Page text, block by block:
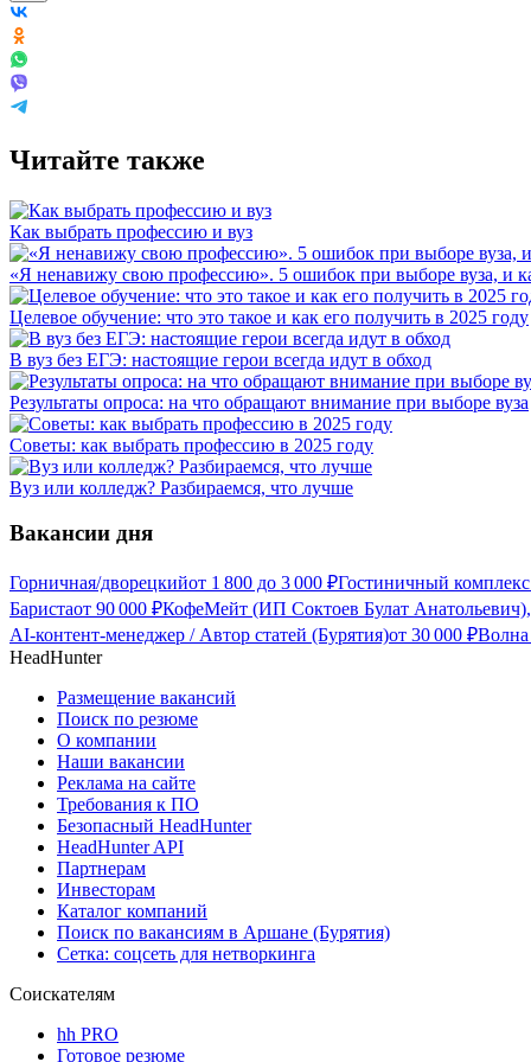
Читайте также
Как выбрать профессию и вуз
«Я ненавижу свою профессию». 5 ошибок при выборе вуза, и
Целевое обучение: что это такое и как его получить в 2025 году
В вуз без ЕГЭ: настоящие герои всегда идут в обход
Результаты опроса: на что обращают внимание при выборе вуза
Советы: как выбрать профессию в 2025 году
Вуз или колледж? Разбираемся, что лучше
Вакансии дня
Горничная/дворецкийот 1 800 до 3 000 ₽Гостиничный
Баристаот 90 000 ₽КофеМейт (ИП Соктоев Булат
AI-контент-менеджер / Автор статей (Бурятия)от 30 000 ₽
HeadHunter
Размещение вакансий
Поиск по резюме
О компании
Наши вакансии
Реклама на сайте
Требования к ПО
Безопасный HeadHunter
HeadHunter API
Партнерам
Инвесторам
Каталог компаний
Поиск по вакансиям в Аршане (Бурятия)
Сетка: соцсеть для нетворкинга
Соискателям
hh PRO
Готовое резюме